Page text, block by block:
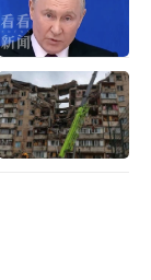
彼此。许
陆年轻一代
通过郑丽文
渴望。文化
参访中多次